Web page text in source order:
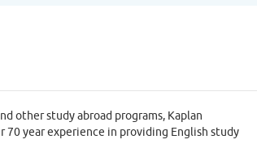
other study abroad programs, Kaplan
70 year experience in providing English study